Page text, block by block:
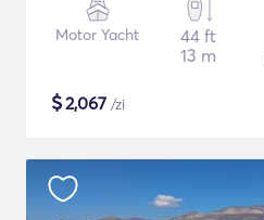
Motor Yacht
44 ft
13 m
$2,067 /zi